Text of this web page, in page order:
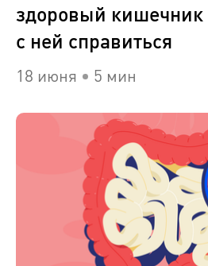
здоровый
с ней справиться
18 июня 5 мин